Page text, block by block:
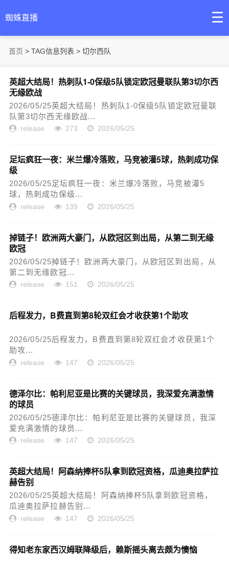
蜘蛛直播 ☰
首页 > TAG信息列表 > 切尔西队
英超大结局！热刺队1-0保级5队锁定欧冠曼联队第3切尔西
无缘欧战
2026/05/25英超大结局！热刺队1-0保级5队锁定欧冠曼联
队第3切尔西无缘欧战...
release 273 2026/05/25
足坛疯狂一夜：米兰爆冷落败，马竞被灌5球，热刺成功保
级
2026/05/25足坛疯狂一夜：米兰爆冷落败，马竞被灌5
球，热刺成功保级...
release 139 2026/05/25
掉链子！欧洲两大豪门，从欧冠区到出局，从第二到无缘
欧冠
2026/05/25掉链子！欧洲两大豪门，从欧冠区到出局，从
第二到无缘欧冠...
release 151 2026/05/25
后程发力，B费直到第8轮双红会才收获第1个助攻
2026/05/25后程发力，B费直到第8轮双红会才收获第1个
助攻...
release 147 2026/05/25
德泽尔比：帕利尼亚是比赛的关键球员，我深爱充满激情
的球员
2026/05/25德泽尔比：帕利尼亚是比赛的关键球员，我深
爱充满激情的球员...
release 147 2026/05/25
英超大结局！阿森纳捧杯5队拿到欧冠资格，瓜迪奥拉萨拉
赫告别
2026/05/25英超大结局！阿森纳捧杯5队拿到欧冠资格，
瓜迪奥拉萨拉赫告别...
release 147 2026/05/25
得知老东家西汉姆联降级后，赖斯摇头离去颇为懊恼